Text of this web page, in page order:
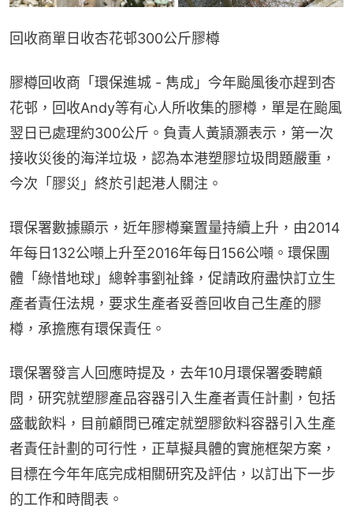
回收商單日收杏花邨300公斤膠樽
膠樽回收商「環保進城 - 雋成」今年颱風後亦趕到杏
花邨，回收Andy等有心人所收集的膠樽，單是在颱風
翌日已處理約300公斤。負責人黃頴灝表示，第一次
接收災後的海洋垃圾，認為本港塑膠垃圾問題嚴重，
今次「膠災」終於引起港人關注。
環保署數據顯示，近年膠樽棄置量持續上升，由2014
年每日132公噸上升至2016年每日156公噸。環保團
體「綠惜地球」總幹事劉祉鋒，促請政府盡快訂立生
產者責任法規，要求生產者妥善回收自己生產的膠
樽，承擔應有環保責任。
環保署發言人回應時提及，去年10月環保署委聘顧
問，研究就塑膠產品容器引入生產者責任計劃，包括
盛載飲料，目前顧問已確定就塑膠飲料容器引入生產
者責任計劃的可行性，正草擬具體的實施框架方案，
目標在今年年底完成相關研究及評估，以訂出下一步
的工作和時間表。